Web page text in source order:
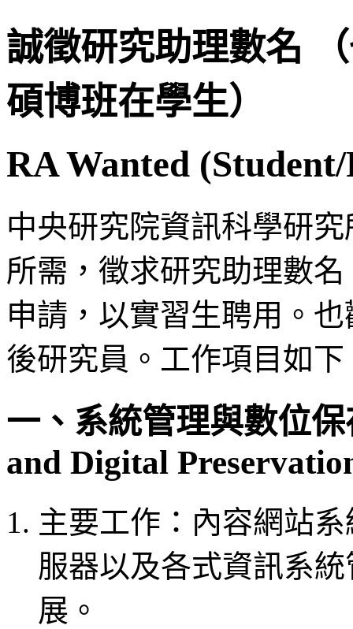
誠徵研究助理數名
碩博班在學生）
RA Wanted
中央研究院資訊科學研
所需，徵求研究助理數
申請，以實習生聘用。
後研究員。工作項目如下
一、系統管理與數位
and Digital
主要工作：內容網站
服器以及各式資訊系
展。